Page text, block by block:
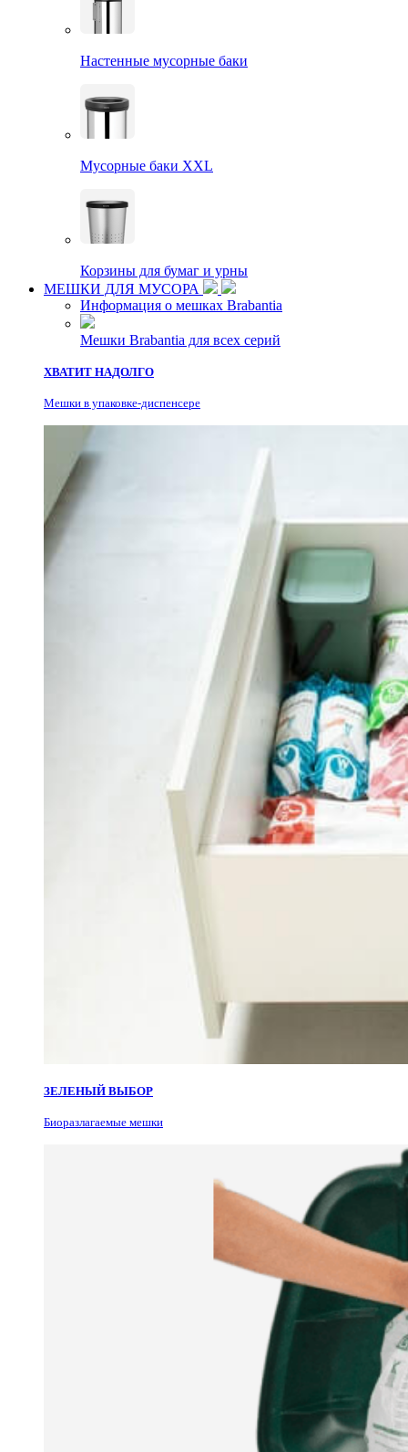
Настенные мусорные баки
Мусорные баки XXL
Корзины для бумаг и урны
МЕШКИ ДЛЯ МУСОРА
Информация о мешках Brabantia
Мешки Brabantia для всех серий
ХВАТИТ НАДОЛГО
Мешки в упаковке-диспенсере
ЗЕЛЕНЫЙ ВЫБОР
Биоразлагаемые мешки